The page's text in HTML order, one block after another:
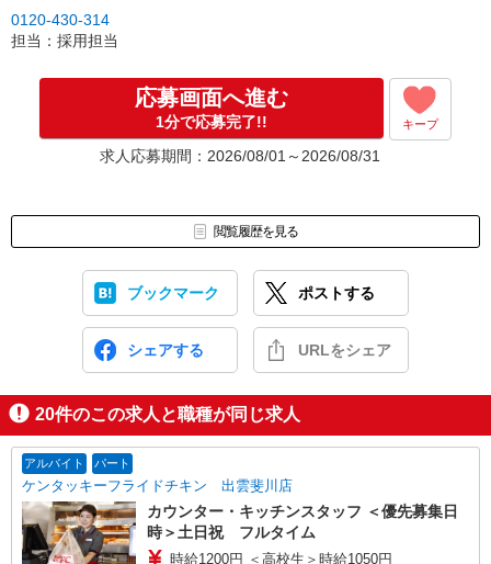
0120-430-314
担当：採用担当
応募画面へ進む
1分で応募完了!! キープ
求人応募期間：2026/08/01～2026/08/31
閲覧履歴を見る
ブックマーク ポストする
シェアする URLをシェア
20件のこの求人と職種が同じ求人
アルバイト パート
ケンタッキーフライドチキン 出雲斐川店
カウンター・キッチンスタッフ ＜優先募集日
時＞土日祝 フルタイム
時給1200円 ＜高校生＞時給1050円